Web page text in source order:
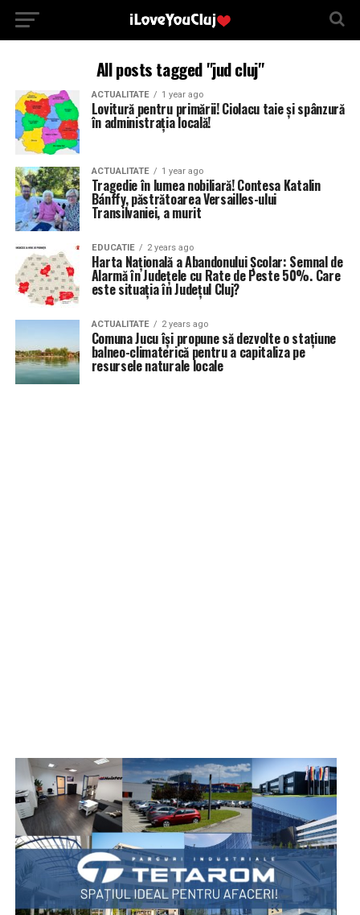
All posts tagged "jud cluj"
ACTUALITATE 1 year ago
Lovitură pentru primării! Ciolacu taie și spânzură
în administrația locală!
ACTUALITATE 1 year ago
Tragedie în lumea nobiliară! Contesa Katalin
Bánffy, păstrătoarea Versailles-ului
Transilvaniei, a murit
EDUCATIE 2 years ago
Harta Națională a Abandonului Școlar: Semnal de
Alarmă în Județele cu Rate de Peste 50%. Care
este situația în Județul Cluj?
ACTUALITATE 2 years ago
Comuna Jucu își propune să dezvolte o stațiune
balneo-climaterică pentru a capitaliza pe
resursele naturale locale